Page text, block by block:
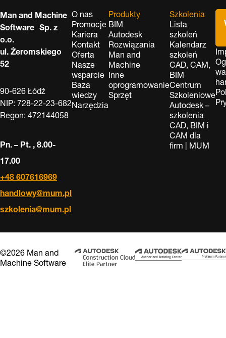
Man and Machine
Software Sp. z
o.o.
ul. Żeromskiego
52
90-626 Łódź
NIP: 728-22-23-682
Regon: 472144058
Pn. – Pt. , 8.00-
17.00
+48 607616969
handlowy@mum.pl
szkolenia@mum.pl
O nas
Promocje
Kariera
Kontakt
Oferta
Nasze
wsparcie
Baza
wiedzy
Narzędzia
Produkty
BIM
Autodesk
Rozwiązania
Man and
Machine
Inne
oprogramowanie
Sprzęt
Szkolenia
Lista
szkoleń
Kalendarz
szkoleń
CAD, CAM,
BIM
Centrum
Szkoleniowe
Autodesk –
szkolenia
CAD, BIM i
CAM dla
firm | MUM
©2026 Man and
Machine Software